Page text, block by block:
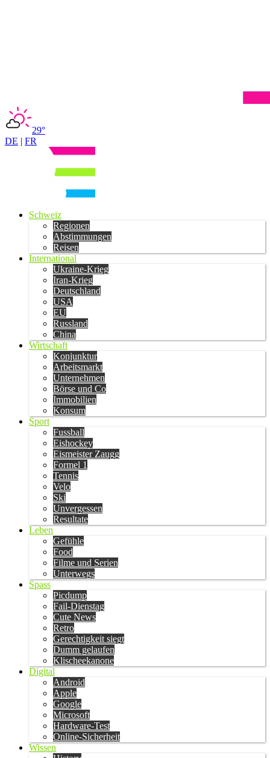
29°
DE | FR
Schweiz
Regionen
Abstimmungen
Reisen
International
Ukraine-Krieg
Iran-Krieg
Deutschland
USA
EU
Russland
China
Wirtschaft
Konjunktur
Arbeitsmarkt
Unternehmen
Börse und Co
Immobilien
Konsum
Sport
Fussball
Eishockey
Eismeister Zaugg
Formel 1
Tennis
Velo
Ski
Unvergessen
Resultate
Leben
Gefühle
Food
Filme und Serien
Unterwegs
Spass
Picdump
Fail-Dienstag
Cute News
Retro
Gerechtigkeit siegt
Dumm gelaufen
Klischeekanone
Digital
Android
Apple
Google
Microsoft
Hardware-Test
Online-Sicherheit
Wissen